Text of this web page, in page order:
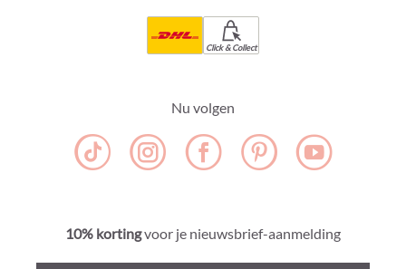
Click & Collect
Nu volgen
10% kortingvoor je nieuwsbrief-aanmelding